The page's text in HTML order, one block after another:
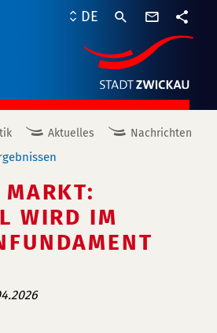
DE
Aktuelles Nachrichten
WIRD IM